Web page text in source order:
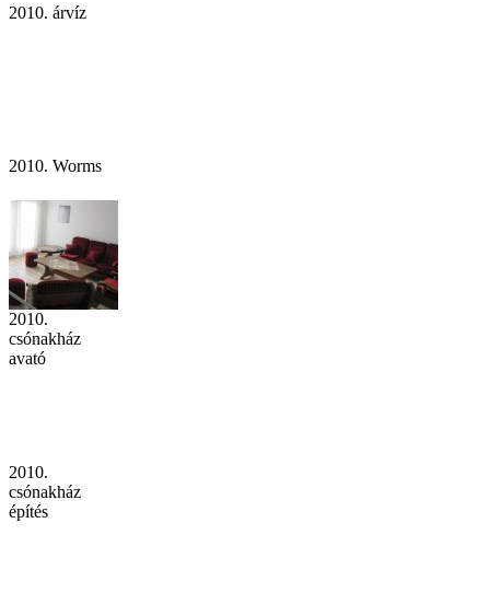
2010. árvíz
2010. Worms
2010.
csónakház
avató
2010.
csónakház
építés